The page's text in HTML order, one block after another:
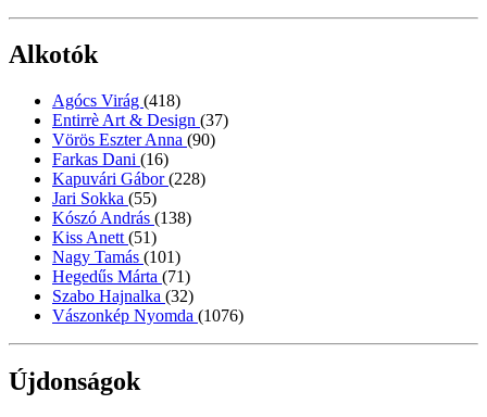
Alkotók
Agócs Virág (418)
Entirrè Art & Design (37)
Vörös Eszter Anna (90)
Farkas Dani (16)
Kapuvári Gábor(228)
Jari Sokka (55)
Kószó András (138)
Kiss Anett (51)
Nagy Tamás (101)
Hegedűs Márta (71)
Szabo Hajnalka (32)
Vászonkép Nyomda (1076)
Újdonságok